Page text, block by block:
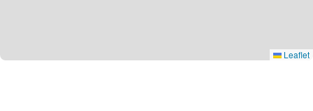
Leaflet